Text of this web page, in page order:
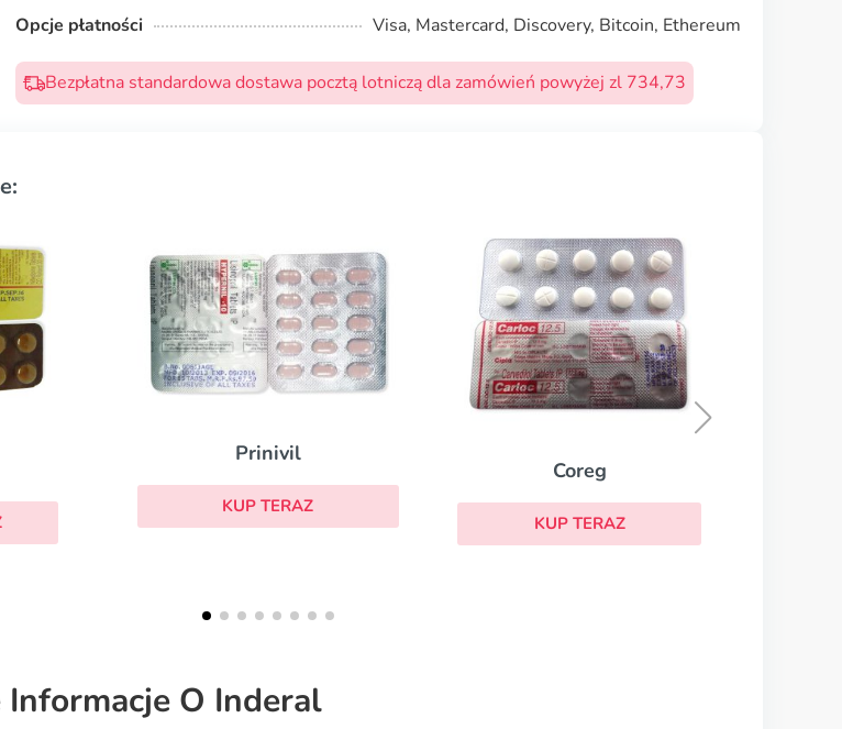
Opcje płatności
Visa, Mastercard, Discovery, Bitcoin, Ethereum
Bezpłatna standardowa dostawa pocztą lotniczą dla zamówień powyżej zl 734,73
KUP TERAZ
Enarenal
O Inderal